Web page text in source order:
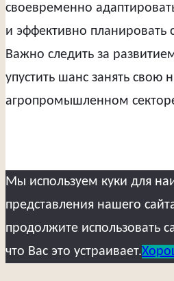
своевременно
и эффективно планировать
Важно следить за
упустить шанс занять свою
агропромышленном
Мы используем куки для
представления нашего
продолжите использовать
что Вас это устраивает.